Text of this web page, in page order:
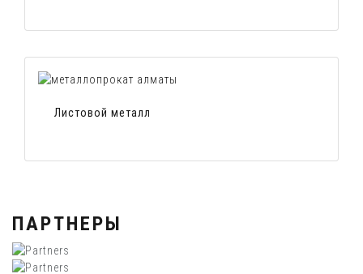
Листовой металл
ПАРТНЕРЫ